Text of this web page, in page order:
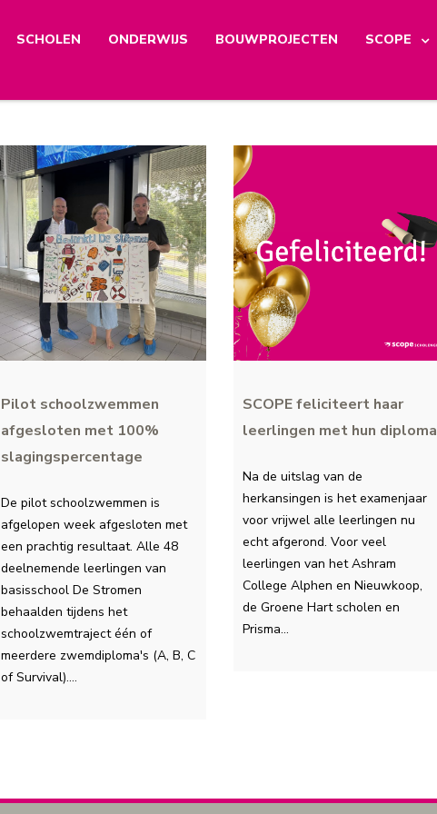
SCHOLEN ONDERWIJS BOUWPROJECTEN SCOPE
Pilot schoolzwemmen
afgesloten met 100%
slagingspercentage
De pilot schoolzwemmen is
afgelopen week afgesloten met
een prachtig resultaat. Alle 48
deelnemende leerlingen van
basisschool De Stromen
behaalden tijdens het
schoolzwemtraject één of
meerdere zwemdiploma's (A, B, C
of Survival).…
SCOPE feliciteert haar
leerlingen met hun diploma
Na de uitslag van de
herkansingen is het examenjaar
voor vrijwel alle leerlingen nu
echt afgerond. Voor veel
leerlingen van het Ashram
College Alphen en Nieuwkoop,
de Groene Hart scholen en
Prisma…